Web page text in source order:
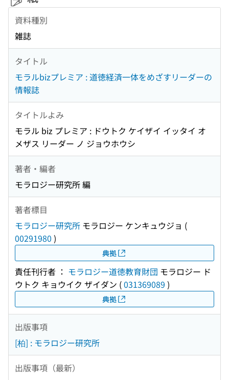
資料種別
雑誌
タイトル
モラルbizプレミア : 道徳経済一体をめざすリーダーの
情報誌
タイトルよみ
モラル biz プレミア : ドウトク ケイザイ イッタイ オ
メザス リーダー ノ ジョウホウシ
著者・編者
モラロジー研究所 編
著者標目
モラロジー研究所 モラロジー ケンキュウジョ (
00291980 )
典拠
責任刊行者 ： モラロジー道徳教育財団 モラロジー ド
ウトク キョウイク ザイダン (031369089 )
典拠
出版事項
[柏] : モラロジー研究所
出版事項（最新）